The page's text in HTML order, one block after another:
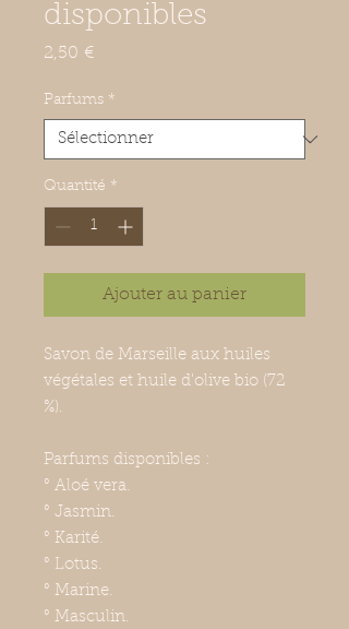
disponibles
2,50 €Prix
Parfums *
Quantité *
Ajouter au panier
Savon de Marseille aux huiles
végétales et huile d'olive bio (72
%).
Parfums disponibles :
° Aloé vera.
° Jasmin.
° Karité.
° Lotus.
° Marine.
° Masculin.